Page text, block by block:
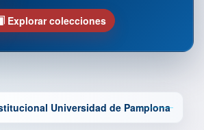
Explorar colecciones
Universidad de Pamplona